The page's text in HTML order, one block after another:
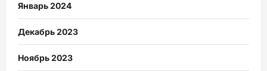
Январь 2024
Декабрь 2023
Ноябрь 2023